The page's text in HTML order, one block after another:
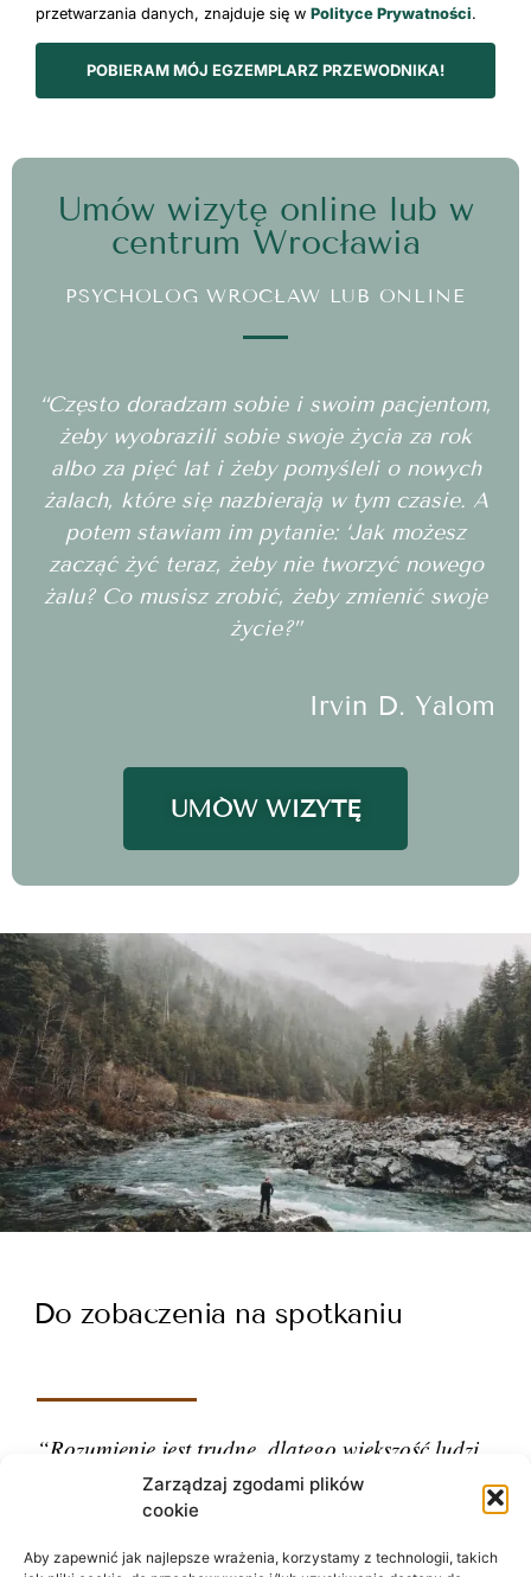
Zarządzaj zgodami plików
cookie
Aby zapewnić jak najlepsze wrażenia, korzystamy z technologii, takich
przetwarzania danych, znajduje się w Polityce Prywatności.
POBIERAM MÓJ EGZEMPLARZ PRZEWODNIKA!
Umów wizytę online lub w
centrum Wrocławia
PSYCHOLOG WROCŁAW LUB ONLINE
“Często doradzam sobie i swoim pacjentom,
żeby wyobrazili sobie swoje życia za rok
albo za pięć lat i żeby pomyśleli o nowych
żalach, które się nazbierają w tym czasie. A
potem stawiam im pytanie: ‘Jak możesz
zacząć żyć teraz, żeby nie tworzyć nowego
żalu? Co musisz zrobić, żeby zmienić swoje
życie?”
Irvin D. Yalom
UMÓW WIZYTĘ
Do zobaczenia na spotkaniu
“Rozumienie jest trudne, dlatego większość ludzi
– Carl Gustav Jung